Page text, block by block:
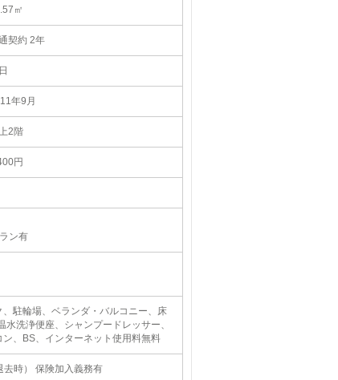
㎡
契約 2年
年9月
2階
円
ン有
駐輪場、ベランダ・バルコニー、床
洗浄便座、シャンプードレッサー、
、BS、インターネット使用料無料
時） 保険加入義務有